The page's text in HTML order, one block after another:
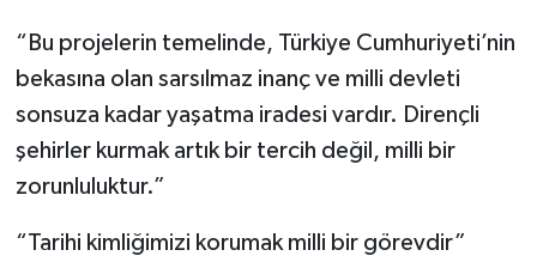
“Bu projelerin temelinde, Türkiye Cumhuriyeti’nin
bekasına olan sarsılmaz inanç ve milli devleti
sonsuza kadar yaşatma iradesi vardır. Dirençli
şehirler kurmak artık bir tercih değil, milli bir
zorunluluktur.”
“Tarihi kimliğimizi korumak milli bir görevdir”